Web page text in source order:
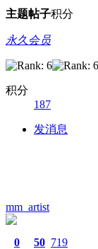
主题帖子积分
永久会员
积分
187
发消息
mm_artist
0 50 719